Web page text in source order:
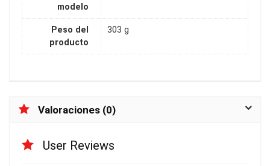
modelo
Peso del
producto
303 g
Valoraciones (0)
User Reviews